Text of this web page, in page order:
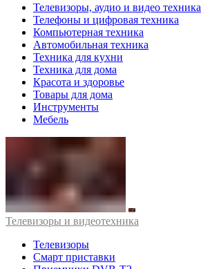
Телевизоры, аудио и видео техника
Телефоны и цифровая техника
Компьютерная техника
Автомобильная техника
Техника для кухни
Техника для дома
Красота и здоровье
Товары для дома
Инструменты
Мебель
Телевизоры и видеотехника
Телевизоры
Смарт приставки